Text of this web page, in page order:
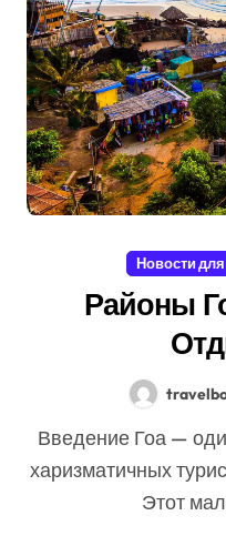
Новости
Районы
Введение Гоа — один из самых популярных и
харизматичных
Этот